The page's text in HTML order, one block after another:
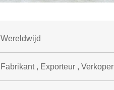
Wereldwijd
Fabrikant , Exporteur , Verkoper